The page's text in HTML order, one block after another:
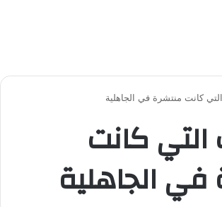
كانت منتشرة في الجاهلية
التي كانت
الجاهلية